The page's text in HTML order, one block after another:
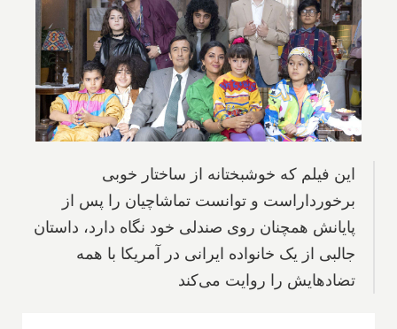
این فیلم که خوشبختانه از ساختار خوبی
برخورداراست و توانست تماشاچیان را پس از
پایانش همچنان روی صندلی خود نگاه دارد، داستان
جالبی از یک خانواده ایرانی در آمریکا با همه
تضادهایش را روایت می‌کند